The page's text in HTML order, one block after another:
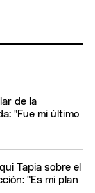
de la
"Fue mi último
Tapia sobre el
"Es mi plan